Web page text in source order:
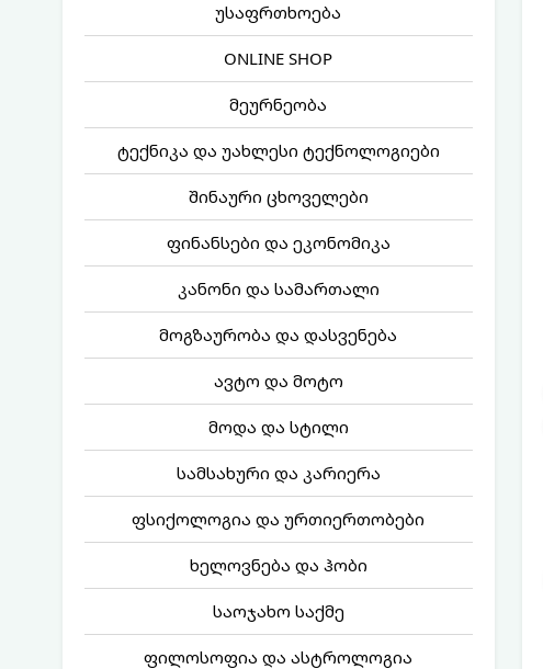
უსაფრთხოება
ONLINE SHOP
მეურნეობა
ტექნიკა და უახლესი ტექნოლოგიები
შინაური ცხოველები
ფინანსები და ეკონომიკა
კანონი და სამართალი
მოგზაურობა და დასვენება
ავტო და მოტო
მოდა და სტილი
სამსახური და კარიერა
ფსიქოლოგია და ურთიერთობები
ხელოვნება და ჰობი
საოჯახო საქმე
ფილოსოფია და ასტროლოგია